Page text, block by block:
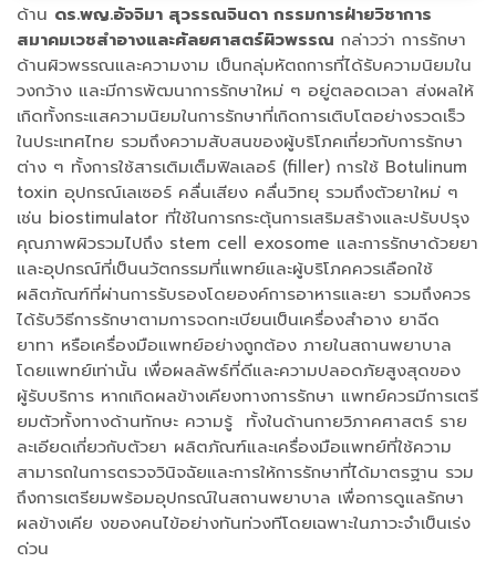
ด้าน ดร.พญ.อัจจิมา สุวรรณจินดา กรรมการฝ่ายวิชาการ
สมาคมเวชสำอางและศัลยศาสตร์ผิวพรรณ กล่าวว่า การรักษา
ด้านผิวพรรณและความงาม เป็นกลุ่มหัตถการที่ได้รับความนิยมใน
วงกว้าง และมีการพัฒนาการรักษาใหม่ ๆ อยู่ตลอดเวลา ส่งผลให้
เกิดทั้งกระแสความนิยมในการรักษาที่เกิดการเติบโตอย่างรวดเร็ว
ในประเทศไทย รวมถึงความสับสนของผู้บริโภคเกี่ยวกับการรักษา
ต่าง ๆ ทั้งการใช้สารเติมเต็มฟิลเลอร์ (filler) การใช้ Botulinum
toxin อุปกรณ์เลเซอร์ คลื่นเสียง คลื่นวิทยุ รวมถึงตัวยาใหม่ ๆ
เช่น biostimulator ที่ใช้ในการกระตุ้นการเสริมสร้างและปรับปรุง
คุณภาพผิวรวมไปถึง stem cell exosome และการรักษาด้วยยา
และอุปกรณ์ที่เป็นนวัตกรรมที่แพทย์และผู้บริโภคควรเลือกใช้
ผลิตภัณฑ์ที่ผ่านการรับรองโดยองค์การอาหารและยา รวมถึงควร
ได้รับวิธีการรักษาตามการจดทะเบียนเป็นเครื่องสำอาง ยาฉีด
ยาทา หรือเครื่องมือแพทย์อย่างถูกต้อง ภายในสถานพยาบาล
โดยแพทย์เท่านั้น เพื่อผลลัพธ์ที่ดีและความปลอดภัยสูงสุดของ
ผู้รับบริการ หากเกิดผลข้างเคียงทางการรักษา แพทย์ควรมีการเตรี
ยมตัวทั้งทางด้านทักษะ ความรู้ ทั้งในด้านกายวิภาคศาสตร์ ราย
ละเอียดเกี่ยวกับตัวยา ผลิตภัณฑ์และเครื่องมือแพทย์ที่ใช้ความ
สามารถในการตรวจวินิจฉัยและการให้การรักษาที่ได้มาตรฐาน รวม
ถึงการเตรียมพร้อมอุปกรณ์ในสถานพยาบาล เพื่อการดูแลรักษา
ผลข้างเคีย งของคนไข้อย่างทันท่วงทีโดยเฉพาะในภาวะจำเป็นเร่ง
ด่วน